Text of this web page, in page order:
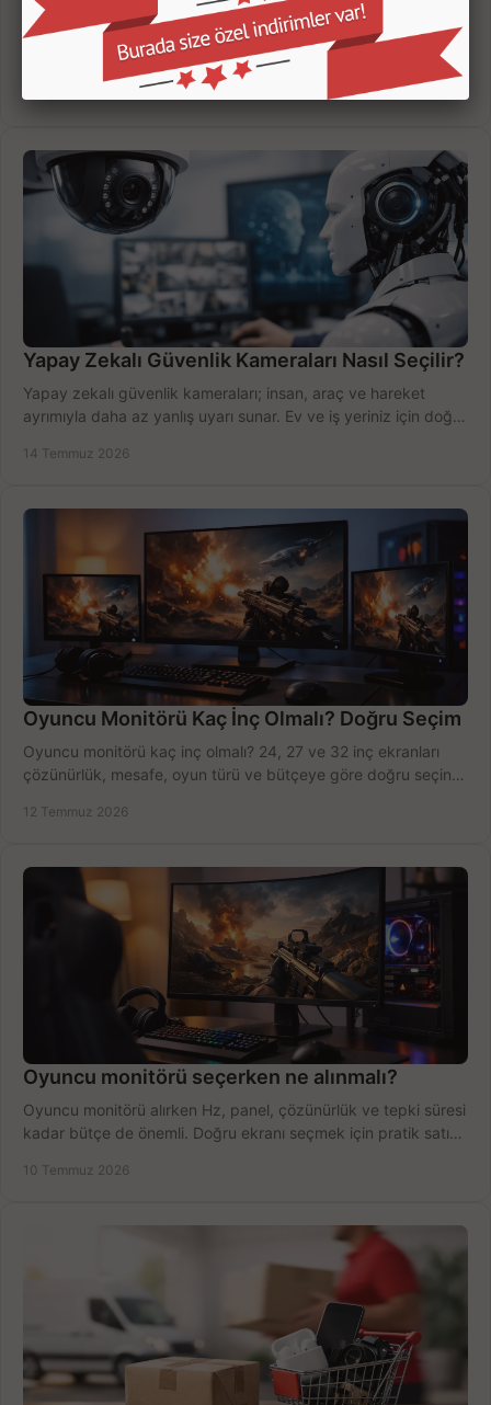
Kamera kayıt cihazı incelemesi yaparken kanal sayısı,
çözünürlük, disk kapasitesi ve uzaktan erişimi birlikte
değerlendirin; bütçenizi doğru yönetin.
Yapay Zekalı Güvenlik Kameraları Nasıl Seçilir?
Yapay zekalı güvenlik kameraları; insan, araç ve hareket
ayrımıyla daha az yanlış uyarı sunar. Ev ve iş yeriniz için doğru
14 Temmuz 2026
Oyuncu Monitörü Kaç İnç Olmalı? Doğru Seçim
Oyuncu monitörü kaç inç olmalı? 24, 27 ve 32 inç ekranları
çözünürlük, mesafe, oyun türü ve bütçeye göre doğru seçin,
12 Temmuz 2026
Oyuncu monitörü seçerken ne alınmalı?
Oyuncu monitörü alırken Hz, panel, çözünürlük ve tepki süresi
kadar bütçe de önemli. Doğru ekranı seçmek için pratik satın
10 Temmuz 2026